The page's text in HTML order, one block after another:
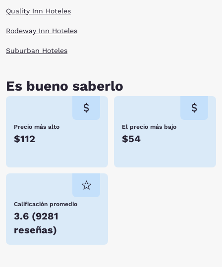
Quality Inn Hoteles
Rodeway Inn Hoteles
Suburban Hoteles
Es bueno saberlo
Precio más alto
$112
El precio más bajo
$54
Calificación promedio
3.6 (9281
reseñas)